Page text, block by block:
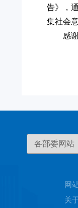
告》，
集社会
感
网
关